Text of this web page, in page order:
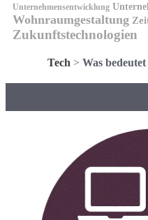
Unternehmensentwicklung
Wohnraumgestaltung
Zukunftstechnologien
Tech > Was